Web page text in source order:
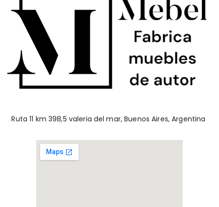
Ruta 11 km 398,5 valeria del mar, Buenos Aires, Argentina